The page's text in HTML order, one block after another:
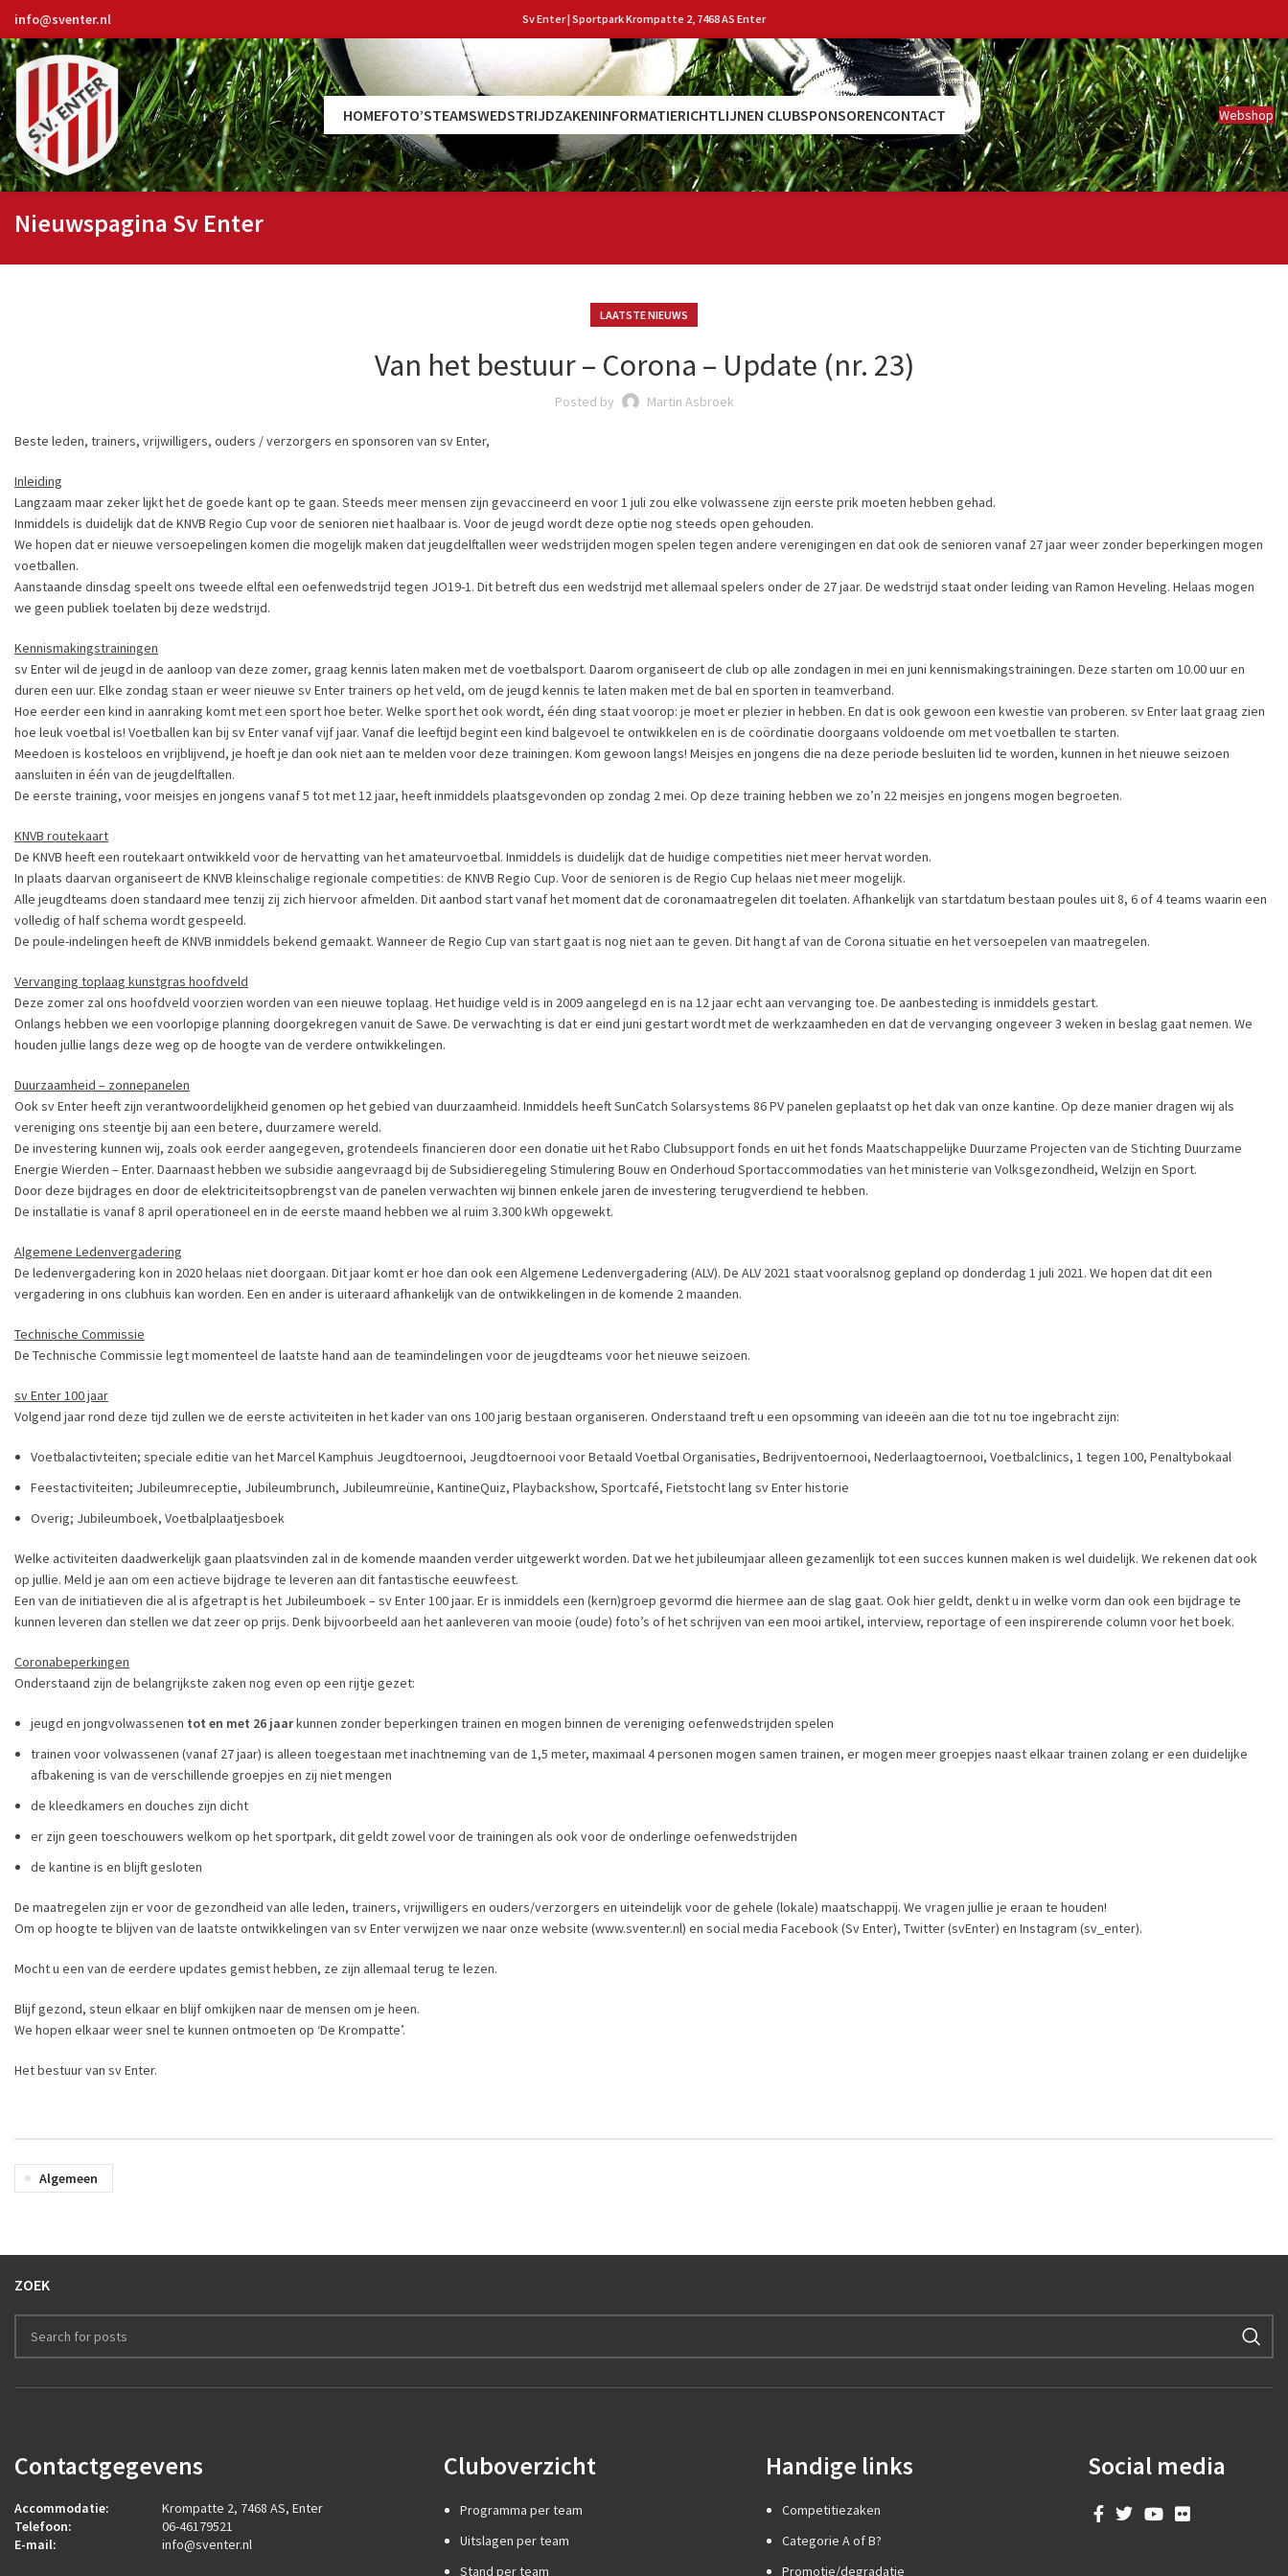
info@sventer.nl Sv Enter | Sportpark Krompatte 2, 7468 AS Enter
HOMEFOTO’STEAMSWEDSTRIJDZAKENINFORMATIERICHTLIJNEN CLUBSPONSORENCONTACT Webshop
Nieuwspagina Sv Enter
LAATSTE NIEUWS
Van het bestuur – Corona – Update (nr. 23)
Posted by Martin Asbroek
Beste leden, trainers, vrijwilligers, ouders / verzorgers en sponsoren van sv Enter,
Inleiding
Langzaam maar zeker lijkt het de goede kant op te gaan. Steeds meer mensen zijn gevaccineerd en voor 1 juli zou elke volwassene zijn eerste prik moeten hebben gehad.
Inmiddels is duidelijk dat de KNVB Regio Cup voor de senioren niet haalbaar is. Voor de jeugd wordt deze optie nog steeds open gehouden.
We hopen dat er nieuwe versoepelingen komen die mogelijk maken dat jeugdelftallen weer wedstrijden mogen spelen tegen andere verenigingen en dat ook de senioren vanaf 27 jaar weer zonder beperkingen mogen
voetballen.
Aanstaande dinsdag speelt ons tweede elftal een oefenwedstrijd tegen JO19-1. Dit betreft dus een wedstrijd met allemaal spelers onder de 27 jaar. De wedstrijd staat onder leiding van Ramon Heveling. Helaas mogen
we geen publiek toelaten bij deze wedstrijd.
Kennismakingstrainingen
sv Enter wil de jeugd in de aanloop van deze zomer, graag kennis laten maken met de voetbalsport. Daarom organiseert de club op alle zondagen in mei en juni kennismakingstrainingen. Deze starten om 10.00 uur en
duren een uur. Elke zondag staan er weer nieuwe sv Enter trainers op het veld, om de jeugd kennis te laten maken met de bal en sporten in teamverband.
Hoe eerder een kind in aanraking komt met een sport hoe beter. Welke sport het ook wordt, één ding staat voorop: je moet er plezier in hebben. En dat is ook gewoon een kwestie van proberen. sv Enter laat graag zien
hoe leuk voetbal is! Voetballen kan bij sv Enter vanaf vijf jaar. Vanaf die leeftijd begint een kind balgevoel te ontwikkelen en is de coördinatie doorgaans voldoende om met voetballen te starten.
Meedoen is kosteloos en vrijblijvend, je hoeft je dan ook niet aan te melden voor deze trainingen. Kom gewoon langs! Meisjes en jongens die na deze periode besluiten lid te worden, kunnen in het nieuwe seizoen
aansluiten in één van de jeugdelftallen.
De eerste training, voor meisjes en jongens vanaf 5 tot met 12 jaar, heeft inmiddels plaatsgevonden op zondag 2 mei. Op deze training hebben we zo’n 22 meisjes en jongens mogen begroeten.
KNVB routekaart
De KNVB heeft een routekaart ontwikkeld voor de hervatting van het amateurvoetbal. Inmiddels is duidelijk dat de huidige competities niet meer hervat worden.
In plaats daarvan organiseert de KNVB kleinschalige regionale competities: de KNVB Regio Cup. Voor de senioren is de Regio Cup helaas niet meer mogelijk.
Alle jeugdteams doen standaard mee tenzij zij zich hiervoor afmelden. Dit aanbod start vanaf het moment dat de coronamaatregelen dit toelaten. Afhankelijk van startdatum bestaan poules uit 8, 6 of 4 teams waarin een
volledig of half schema wordt gespeeld.
De poule-indelingen heeft de KNVB inmiddels bekend gemaakt. Wanneer de Regio Cup van start gaat is nog niet aan te geven. Dit hangt af van de Corona situatie en het versoepelen van maatregelen.
Vervanging toplaag kunstgras hoofdveld
Deze zomer zal ons hoofdveld voorzien worden van een nieuwe toplaag. Het huidige veld is in 2009 aangelegd en is na 12 jaar echt aan vervanging toe. De aanbesteding is inmiddels gestart.
Onlangs hebben we een voorlopige planning doorgekregen vanuit de Sawe. De verwachting is dat er eind juni gestart wordt met de werkzaamheden en dat de vervanging ongeveer 3 weken in beslag gaat nemen. We
houden jullie langs deze weg op de hoogte van de verdere ontwikkelingen.
Duurzaamheid – zonnepanelen
Ook sv Enter heeft zijn verantwoordelijkheid genomen op het gebied van duurzaamheid. Inmiddels heeft SunCatch Solarsystems 86 PV panelen geplaatst op het dak van onze kantine. Op deze manier dragen wij als
vereniging ons steentje bij aan een betere, duurzamere wereld.
De investering kunnen wij, zoals ook eerder aangegeven, grotendeels financieren door een donatie uit het Rabo Clubsupport fonds en uit het fonds Maatschappelijke Duurzame Projecten van de Stichting Duurzame
Energie Wierden – Enter. Daarnaast hebben we subsidie aangevraagd bij de Subsidieregeling Stimulering Bouw en Onderhoud Sportaccommodaties van het ministerie van Volksgezondheid, Welzijn en Sport.
Door deze bijdrages en door de elektriciteitsopbrengst van de panelen verwachten wij binnen enkele jaren de investering terugverdiend te hebben.
De installatie is vanaf 8 april operationeel en in de eerste maand hebben we al ruim 3.300 kWh opgewekt.
Algemene Ledenvergadering
De ledenvergadering kon in 2020 helaas niet doorgaan. Dit jaar komt er hoe dan ook een Algemene Ledenvergadering (ALV). De ALV 2021 staat vooralsnog gepland op donderdag 1 juli 2021. We hopen dat dit een
vergadering in ons clubhuis kan worden. Een en ander is uiteraard afhankelijk van de ontwikkelingen in de komende 2 maanden.
Technische Commissie
De Technische Commissie legt momenteel de laatste hand aan de teamindelingen voor de jeugdteams voor het nieuwe seizoen.
sv Enter 100 jaar
Volgend jaar rond deze tijd zullen we de eerste activiteiten in het kader van ons 100 jarig bestaan organiseren. Onderstaand treft u een opsomming van ideeën aan die tot nu toe ingebracht zijn:
Voetbalactivteiten; speciale editie van het Marcel Kamphuis Jeugdtoernooi, Jeugdtoernooi voor Betaald Voetbal Organisaties, Bedrijventoernooi, Nederlaagtoernooi, Voetbalclinics, 1 tegen 100, Penaltybokaal
Feestactiviteiten; Jubileumreceptie, Jubileumbrunch, Jubileumreünie, KantineQuiz, Playbackshow, Sportcafé, Fietstocht lang sv Enter historie
Overig; Jubileumboek, Voetbalplaatjesboek
Welke activiteiten daadwerkelijk gaan plaatsvinden zal in de komende maanden verder uitgewerkt worden. Dat we het jubileumjaar alleen gezamenlijk tot een succes kunnen maken is wel duidelijk. We rekenen dat ook
op jullie. Meld je aan om een actieve bijdrage te leveren aan dit fantastische eeuwfeest.
Een van de initiatieven die al is afgetrapt is het Jubileumboek – sv Enter 100 jaar. Er is inmiddels een (kern)groep gevormd die hiermee aan de slag gaat. Ook hier geldt, denkt u in welke vorm dan ook een bijdrage te
kunnen leveren dan stellen we dat zeer op prijs. Denk bijvoorbeeld aan het aanleveren van mooie (oude) foto’s of het schrijven van een mooi artikel, interview, reportage of een inspirerende column voor het boek.
Coronabeperkingen
Onderstaand zijn de belangrijkste zaken nog even op een rijtje gezet:
jeugd en jongvolwassenen tot en met 26 jaarkunnen zonder beperkingen trainen en mogen binnen de vereniging oefenwedstrijden spelen
trainen voor volwassenen (vanaf 27 jaar) is alleen toegestaan met inachtneming van de 1,5 meter, maximaal 4 personen mogen samen trainen, er mogen meer groepjes naast elkaar trainen zolang er een duidelijke
afbakening is van de verschillende groepjes en zij niet mengen
de kleedkamers en douches zijn dicht
er zijn geen toeschouwers welkom op het sportpark, dit geldt zowel voor de trainingen als ook voor de onderlinge oefenwedstrijden
de kantine is en blijft gesloten
De maatregelen zijn er voor de gezondheid van alle leden, trainers, vrijwilligers en ouders/verzorgers en uiteindelijk voor de gehele (lokale) maatschappij. We vragen jullie je eraan te houden!
Om op hoogte te blijven van de laatste ontwikkelingen van sv Enter verwijzen we naar onze website (www.sventer.nl) en social media Facebook (Sv Enter), Twitter (svEnter) en Instagram (sv_enter).
Mocht u een van de eerdere updates gemist hebben, ze zijn allemaal terug te lezen.
Blijf gezond, steun elkaar en blijf omkijken naar de mensen om je heen.
We hopen elkaar weer snel te kunnen ontmoeten op ‘De Krompatte’.
Het bestuur van sv Enter.
Algemeen
ZOEK
Contactgegevens
Accommodatie:
Krompatte 2, 7468 AS, Enter
Telefoon:
06-46179521
E-mail:
info@sventer.nl
Cluboverzicht
Programma per team
Uitslagen per team
Stand per team
Handige links
Competitiezaken
Categorie A of B?
Promotie/degradatie
Social media